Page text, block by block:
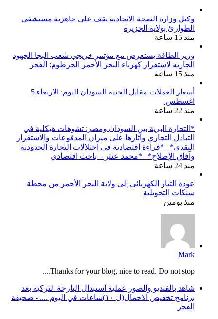
وكيل وزارة الصحة الاتحادية يقف على جاهزية مستشفى
الطوارئ بولاية الجزيرة
منذ 15 ساعة
وزير الطاقة يستعرض مع مؤتمر خريجي شعب البجا الجهود
الجاريه لاستقرار كهرباء البحر الأحمر الخرطوم: الفجر
منذ 15 ساعة
أسعار العملات مقابل الجنيه السودان اليوم: الاربعاء 5
اغسطس
منذ 22 ساعة
*التجارة البرية بين السودان ومصر: تشوهات هيكلية في
التبادل التجاري وآثارها على ميزان المدفوعات والاستقرار
النقدي* *قراءة اقتصادية في اختلالات التجارة الحدودية
وآفاق الإصلاح* *محمد عنتر – باحث اقتصادي
منذ 24 ساعة
عودة التيار الكهربائي إلى ولاية البحر الأحمر من محطة
سنكات التحويلية
منذ يومين
Mark
Thanks for your blog, nice to read. Do not stop....
شاهد بالفيديو والصور عملية استبدال البارجة التركية بعد
برنامج تخفيض الاحمال(ل ١٠)ساعات في اليوم .... - صحيفة
الفجر